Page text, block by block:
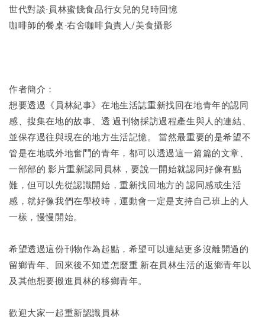
世代對談-員林蜜餞食品行女兒的兒時回憶
咖啡師的餐桌-右舍咖啡負責人/美食攝影
作者簡介：
想要透過《員林紀事》在地生活誌重新找回在地青年的認同
感、搜集在地的故事、透 過刊物採訪過程產生與人的連結、
並保存過往與現在的地方生活記憶。 當然最重要的是希望不
管是在地或外地奮鬥的青年，都可以透過這一篇篇的文章、
一部部的 影片重新認同員林，要說一開始就認同好像有點
難，但可以先從認識開始，重新找回地方的 認同感或生活
感，就好像我們在學校時，運動會一定是支持自己班上的人
一樣，慢慢開始。
希望透過這份刊物作為起點，希望可以連結更多沒離開過的
留鄉青年、回來後不知道怎麼重 新在員林生活的返鄉青年以
及其他想要搬進員林的移鄉青年。
歡迎大家一起重新認識員林